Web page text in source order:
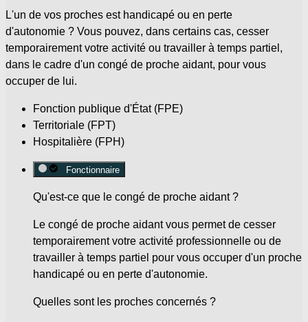
L'un de vos proches est handicapé ou en perte
d'autonomie ? Vous pouvez, dans certains cas, cesser
temporairement votre activité ou travailler à temps partiel,
dans le cadre d'un congé de proche aidant, pour vous
occuper de lui.
Fonction publique d'État (FPE)
Territoriale (FPT)
Hospitalière (FPH)
Fonctionnaire
Qu'est-ce que le congé de proche aidant ?
Le congé de proche aidant vous permet de cesser
temporairement votre activité professionnelle ou de
travailler à temps partiel pour vous occuper d'un proche
handicapé ou en perte d'autonomie.
Quelles sont les proches concernés ?